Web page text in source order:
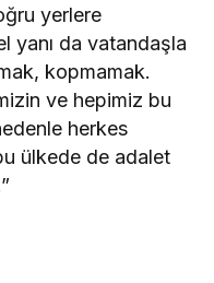
yerlere
yanı da vatandaşla
kopmamak.
ve hepimiz bu
herkes
ülkede de adalet